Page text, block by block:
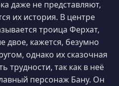
даже не представляют,
их история. В центре
троица Ферхат,
кажется, безумно
однако их сказочная
трудности, так как в неё
персонаж Бану. Он